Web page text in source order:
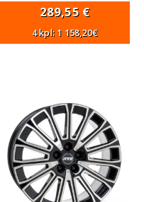
289,55 €
4 kpl: 1 158,20€